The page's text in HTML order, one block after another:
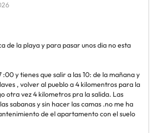
de la playa y para pasar unos dia no esta
:00 y tienes que salir a las 10: de la mañana y
, volver al pueblo a 4 kilomentros para la
otra vez 4 kilometros pra la salida. Las
sabanas y sin hacer las camas .no me ha
de el apartamento con el suelo